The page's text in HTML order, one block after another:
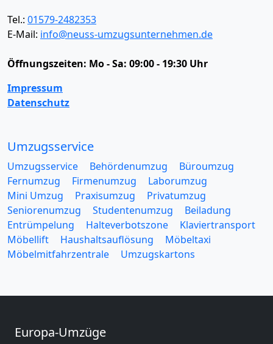
Tel.: 01579-2482353
E-Mail: info@neuss-umzugsunternehmen.de
Öffnungszeiten: Mo - Sa: 09:00 - 19:30 Uhr
Impressum
Datenschutz
Umzugsservice
Umzugsservice Behördenumzug
Büroumzug
Fernumzug
Firmenumzug
Laborumzug
Mini Umzug
Praxisumzug
Privatumzug
Seniorenumzug
Studentenumzug
Beiladung
Entrümpelung
Halteverbotszone
Klaviertransport
Möbellift
Haushaltsauflösung
Möbeltaxi
Möbelmitfahrzentrale
Umzugskartons
Europa-Umzüge